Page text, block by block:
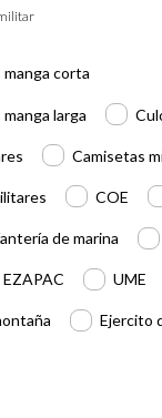
corta
larga
Camisetas
COE
de marina
EZAPAC UME
Ejercito